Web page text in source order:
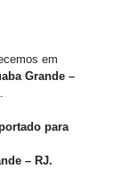
em
Grande –
para
– RJ.